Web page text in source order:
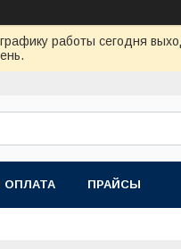
работы сегодня
ОПЛАТА ПРАЙСЫ